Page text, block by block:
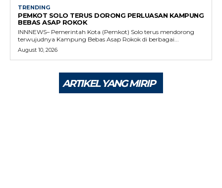
TRENDING
PEMKOT SOLO TERUS DORONG PERLUASAN KAMPUNG
BEBAS ASAP ROKOK
INNNEWS– Pemerintah Kota (Pemkot) Solo terus mendorong
terwujudnya Kampung Bebas Asap Rokok di berbagai...
August 10, 2026
ARTIKEL YANG MIRIP